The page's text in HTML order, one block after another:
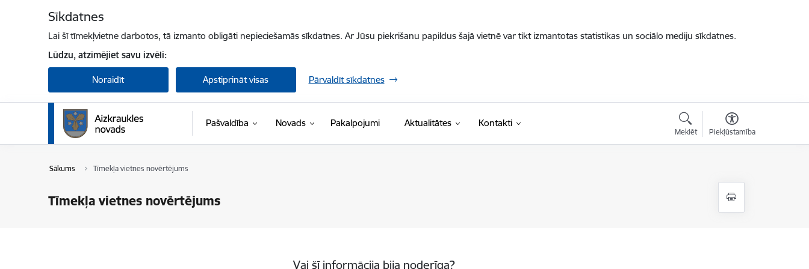
Sīkdatnes
Lai šī tīmekļvietne darbotos, tā izmanto obligāti nepieciešamās sīkdatnes. Ar Jūsu piekrišanu papildus šajā vietnē var tikt izmantotas statistikas un sociālo mediju sīkdatnes.
Lūdzu, atzīmējiet savu izvēli:
Noraidīt Apstiprināt visas Pārvaldīt sīkdatnes
Pašvaldība Novads Pakalpojumi Aktualitātes Kontakti
Meklēt Piekļūstamība
Sākums Tīmekļa vietnes novērtējums
Tīmekļa vietnes novērtējums
Vai šī informācija bija noderīga?